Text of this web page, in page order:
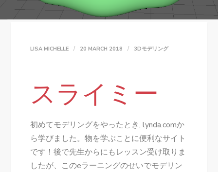
LISA MICHELLE 20 MARCH 2018 3Dモデリング
スライミー
初めてモデリングをやったとき, lynda.comか
ら学びました。物を学ぶことに便利なサイト
です！後で先生からにもレッスン受け取りま
したが、このeラーニングのせいでモデリン